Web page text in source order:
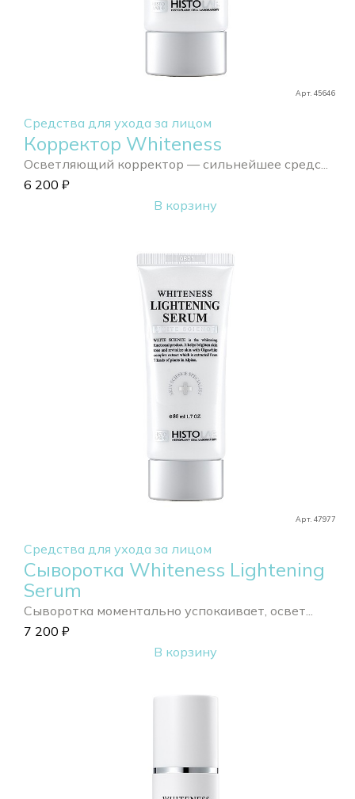
Арт. 45646
Средства для ухода за лицом
Корректор Whiteness
Осветляющий корректор — сильнейшее средс...
6 200 ₽
В корзину
Арт. 47977
Средства для ухода за лицом
Сыворотка Whiteness Lightening
Serum
Сыворотка моментально успокаивает, освет...
7 200 ₽
В корзину